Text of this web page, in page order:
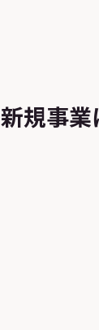
新規事業